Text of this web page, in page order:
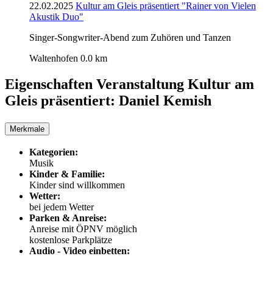
22.02.2025 Kultur am Gleis präsentiert "Rainer von Vielen
Akustik Duo"
Singer-Songwriter-Abend zum Zuhören und Tanzen
Waltenhofen 0.0 km
Eigenschaften Veranstaltung Kultur am
Gleis präsentiert: Daniel Kemish
Merkmale
Kategorien:
Musik
Kinder & Familie:
Kinder sind willkommen
Wetter:
bei jedem Wetter
Parken & Anreise:
Anreise mit ÖPNV möglich
kostenlose Parkplätze
Audio - Video einbetten: